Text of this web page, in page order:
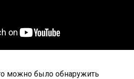
можно было обнаружить